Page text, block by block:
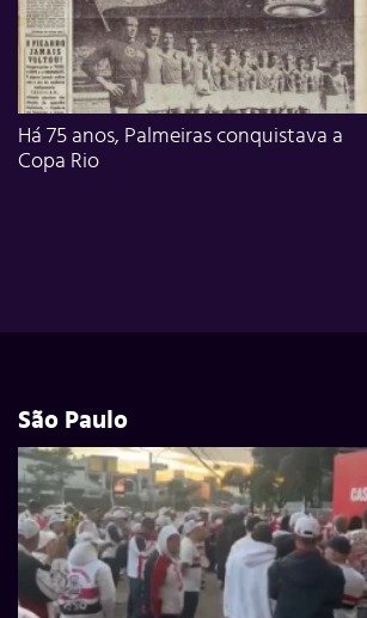
Há 75 anos, Palmeiras conquistava a
Copa Rio
São Paulo